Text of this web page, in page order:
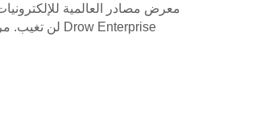
معرض مصادر العالمية للإلكترونيات
Drow Enterprise لن تغيب. مرحباً بكم في الزيارة.